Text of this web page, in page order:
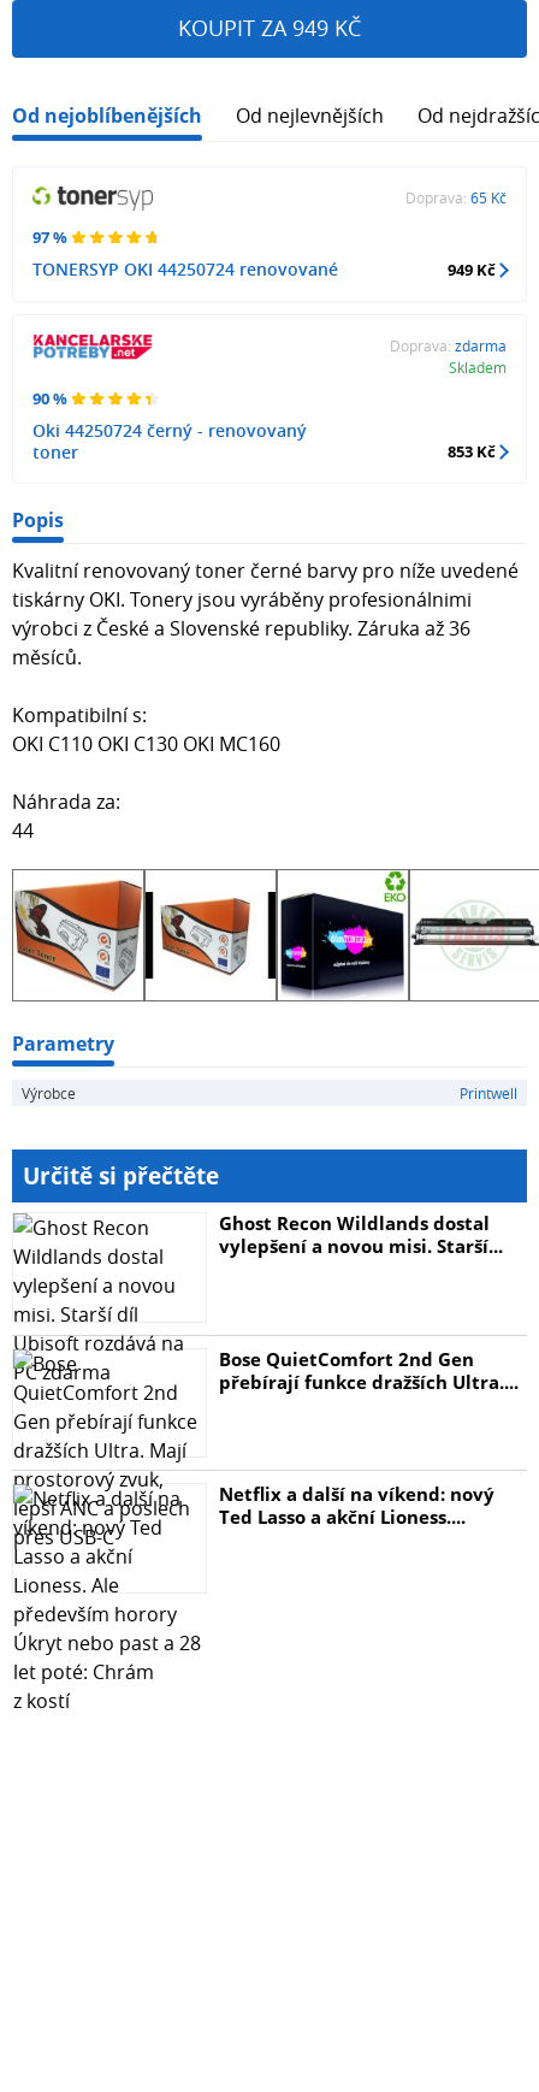
KOUPIT ZA 949 KČ
Od nejoblíbenějších Od nejlevnějších Od
97 %
TONERSYP OKI 44250724 renovované
Doprava: 65 Kč
949 Kč
90 %
Oki 44250724 černý - renovovaný
toner
Doprava: zdarma
Skladem
853 Kč
Popis
Kvalitní renovovaný toner černé barvy pro níže uvedené
tiskárny OKI. Tonery jsou vyráběny profesionálnimi
výrobci z České a Slovenské republiky. Záruka až 36
měsíců.
Kompatibilní s:
OKI C110 OKI C130 OKI MC160
Náhrada za:
44
Parametry
Výrobce Printwell
Určitě si přečtěte
Ghost Recon Wildlands dostal
vylepšení a novou misi. Starší...
Bose QuietComfort 2nd Gen
přebírají funkce dražších Ultra....
Netflix a další na víkend: nový
Ted Lasso a akční Lioness....